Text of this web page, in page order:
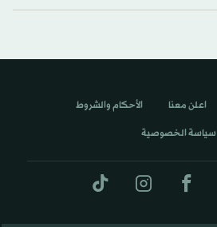
اعلن معنا الأحكام والشروط
سياسة الخصوصية